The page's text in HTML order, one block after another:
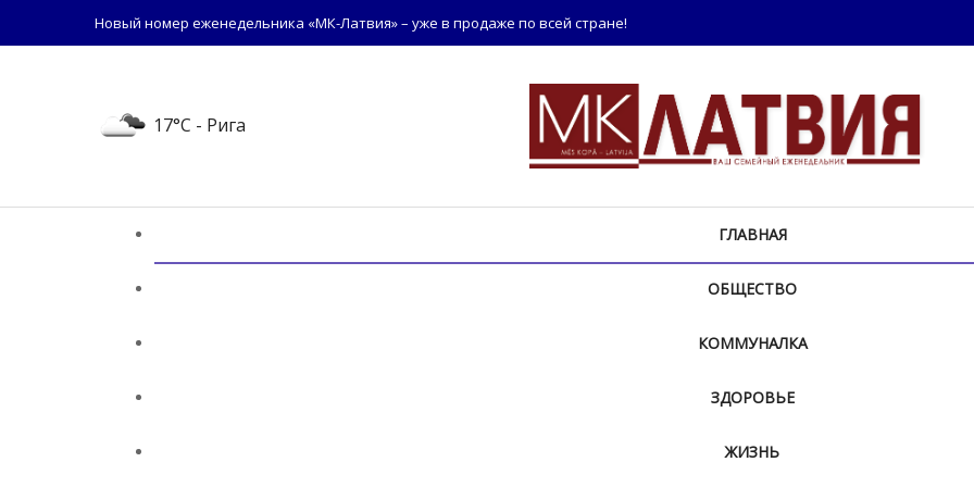
Новый номер еженедельника «МК-Латвия» – уже в продаже по всей стране!
17°C - Рига
ГЛАВНАЯ
ОБЩЕСТВО
КОММУНАЛКА
ЗДОРОВЬЕ
ЖИЗНЬ